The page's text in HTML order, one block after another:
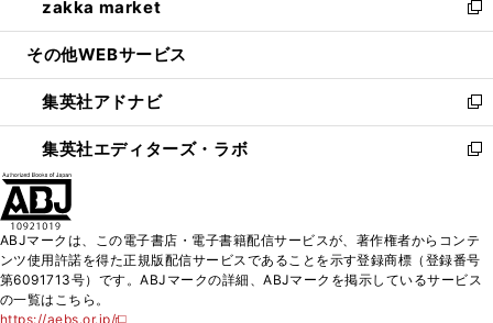
く
で
開
ド
ウ
開
く
ィ
ン
ウ
で
開
く
い
ウ
ン
ド
ウ
で
zakka market
新
し
ウ
ィ
ン
ド
く
その他WEBサービス
集英社アドナビ
新
し
い
ド
ウ
で
集英社エディターズ・ラボ
新
ィ
ン
ド
ABJマークは、この電子書店・電子書籍配信サービスが、著作権者からコンテ
ンツ使用許諾を得た正規版配信サービスであることを示す登録商標（登録番号
第6091713号）です。ABJマークの詳細、ABJマークを掲示しているサービス
の一覧はこちら。
https://aebs.or.jp/